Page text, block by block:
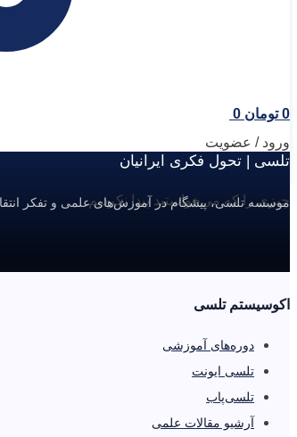
0 تومان 0
ورود / عضویت
چیزی را که می‌خواستید پیدا نکردیم.
تلسی | تحول فکری ایرانیان
موسسه تلسی، پیشگام در آموزش‌های علمی و تفکر
اکوسیستم تلسی
دوره‌های آموزشی
تلسی ایونت
تلسی‌پاب
آرشیو مقالات علمی